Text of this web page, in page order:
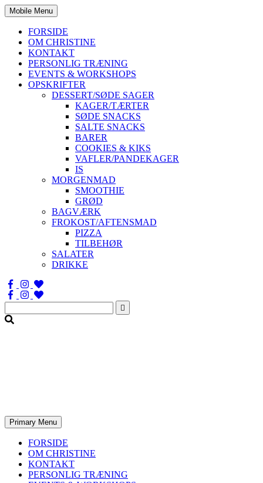
Mobile Menu
FORSIDE
OM CHRISTINE
KONTAKT
PERSONLIG TRÆNING
EVENTS & WORKSHOPS
OPSKRIFTER
DESSERT/SØDE SAGER
KAGER/TÆRTER
SØDE SNACKS
SALTE SNACKS
BARER
COOKIES & KIKS
VAFLER/PANDEKAGER
IS
MORGENMAD
SMOOTHIE
GRØD
BAGVÆRK
FROKOST/AFTENSMAD
PIZZA
TILBEHØR
SALATER
DRIKKE
Søg
efter:
Primary Menu
FORSIDE
OM CHRISTINE
KONTAKT
PERSONLIG TRÆNING